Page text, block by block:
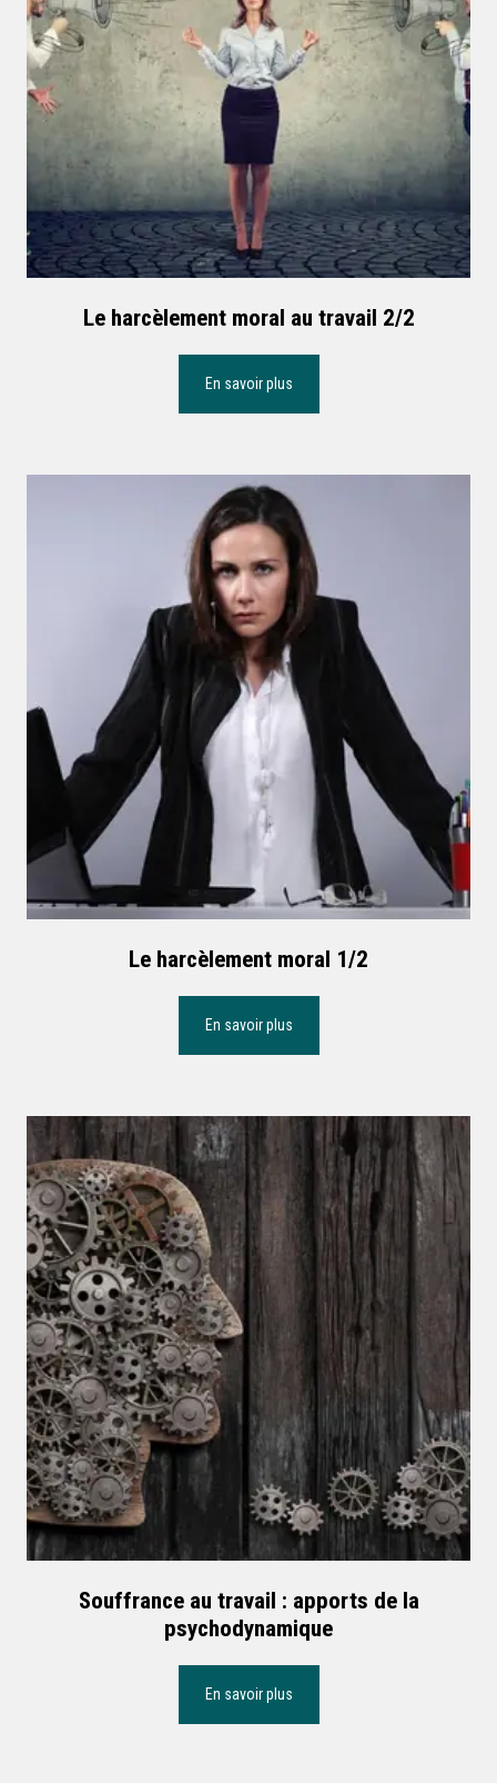
Le harcèlement moral au travail 2/2
En savoir plus
Le harcèlement moral 1/2
En savoir plus
Souffrance au travail : apports de la
psychodynamique
En savoir plus